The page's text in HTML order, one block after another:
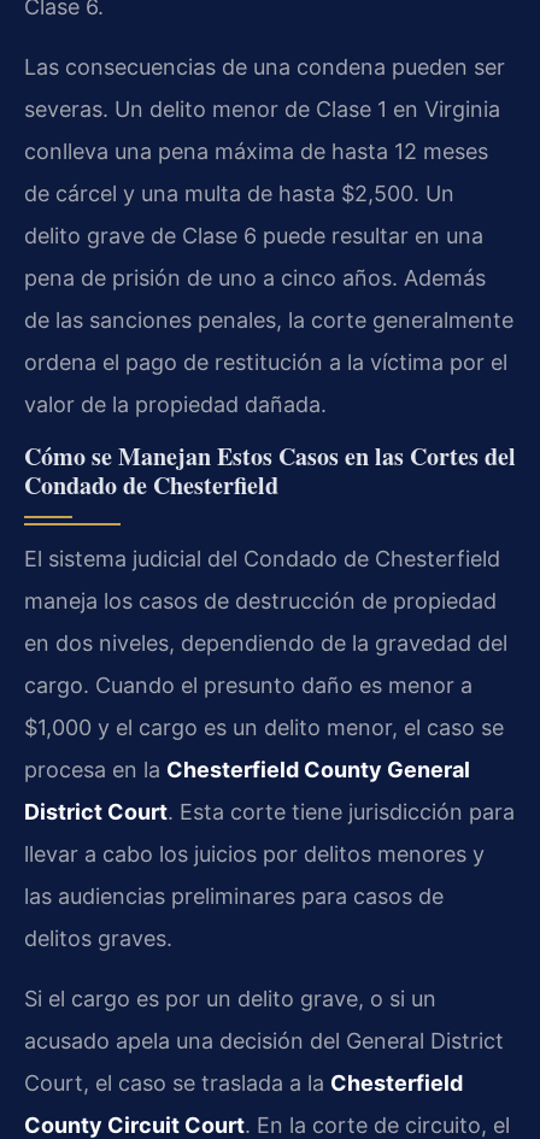
Clase 6.
Las consecuencias de una condena pueden ser
severas. Un delito menor de Clase 1 en Virginia
conlleva una pena máxima de hasta 12 meses
de cárcel y una multa de hasta $2,500. Un
delito grave de Clase 6 puede resultar en una
pena de prisión de uno a cinco años. Además
de las sanciones penales, la corte generalmente
ordena el pago de restitución a la víctima por el
valor de la propiedad dañada.
Cómo se Manejan Estos Casos en las Cortes del
Condado de Chesterfield
El sistema judicial del Condado de Chesterfield
maneja los casos de destrucción de propiedad
en dos niveles, dependiendo de la gravedad del
cargo. Cuando el presunto daño es menor a
$1,000 y el cargo es un delito menor, el caso se
procesa en la Chesterfield County General
District Court. Esta corte tiene jurisdicción para
llevar a cabo los juicios por delitos menores y
las audiencias preliminares para casos de
delitos graves.
Si el cargo es por un delito grave, o si un
acusado apela una decisión del General District
Court, el caso se traslada a la Chesterfield
County Circuit Court. En la corte de circuito, el